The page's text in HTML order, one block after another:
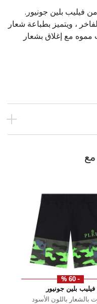
فيليب بلين جونيور.
، ويتميز بطباعة شعار
مموه مع إغلاق بشعار
- 60 %
فيليب بلين جونيور
بالشعار باللون الأسود